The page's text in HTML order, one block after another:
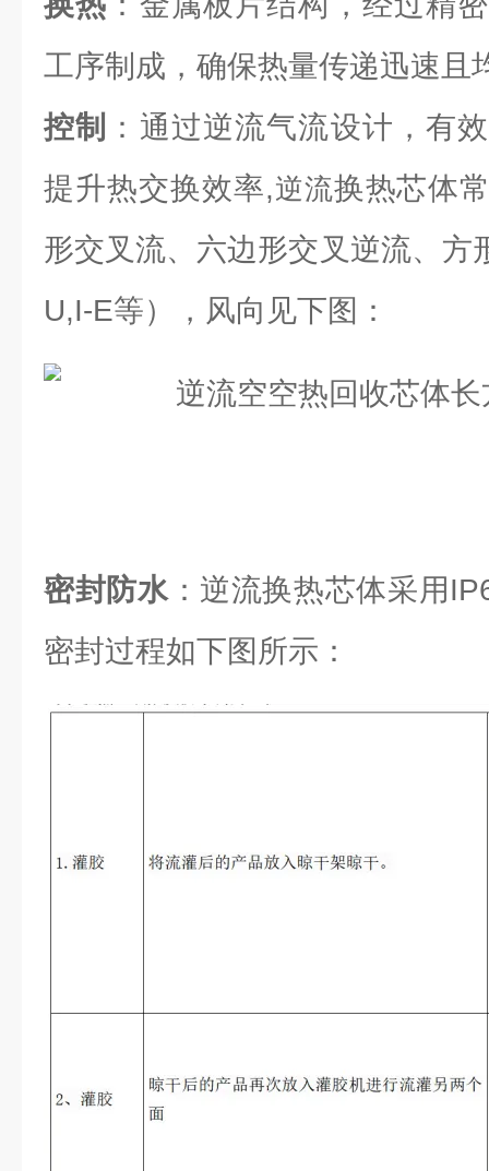
工序制成，确保热量传递迅速且
控制
：通过逆流气流设计，有
提升热交换效率,逆流换热芯体
形交叉流、六边形交叉逆流、方
U,I-E等），风向见下图：
密封防水：逆流换热芯体采用
密封过程如下图所示：